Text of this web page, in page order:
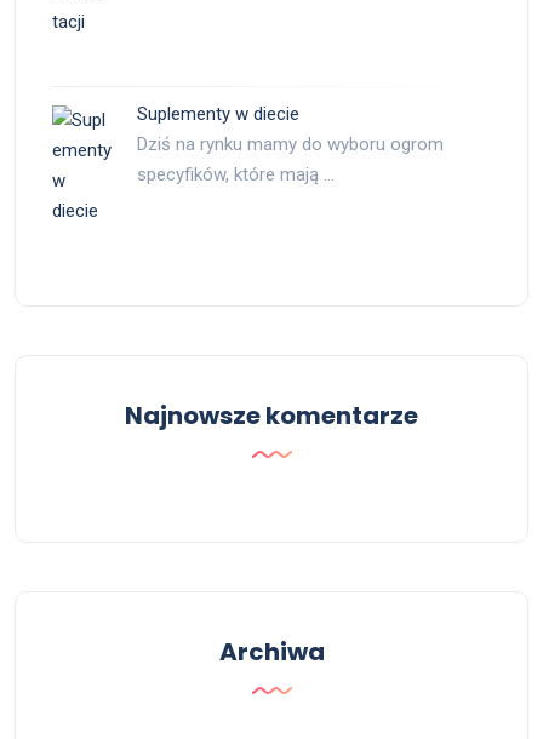
Suplementy w diecie
Dziś na rynku mamy do wyboru ogrom
specyfików, które mają …
Najnowsze komentarze
Archiwa